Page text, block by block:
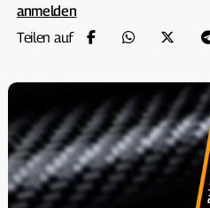
anmelden
Teilen auf